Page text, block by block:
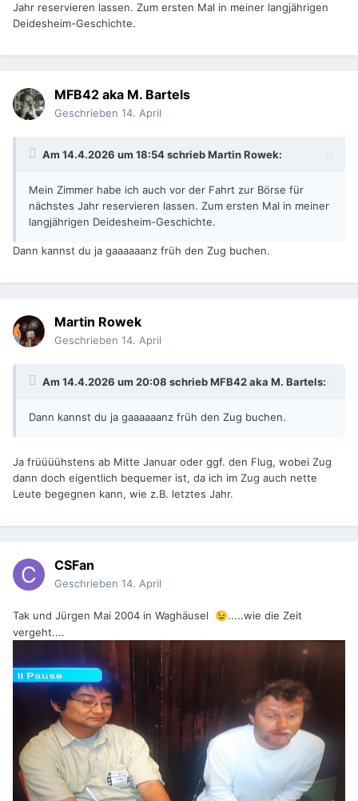
Jahr reservieren lassen. Zum ersten Mal in meiner langjährigen
Deidesheim-Geschichte.
MFB42 aka M. Bartels
Geschrieben 14. April
Am 14.4.2026 um 18:54 schriebMartin Rowek:
Mein Zimmer habe ich auch vor der Fahrt zur Börse für
nächstes Jahr reservieren lassen. Zum ersten Mal in meiner
langjährigen Deidesheim-Geschichte.
Dann kannst du ja gaaaaaanz früh den Zug buchen.
Martin Rowek
Geschrieben 14. April
Am 14.4.2026 um 20:08 schriebMFB42 aka M. Bartels:
Dann kannst du ja gaaaaaanz früh den Zug buchen.
Ja früüüühstens ab Mitte Januar oder ggf. den Flug, wobei Zug
dann doch eigentlich bequemer ist, da ich im Zug auch nette
Leute begegnen kann, wie z.B. letztes Jahr.
CSFan
Geschrieben 14. April
Tak und Jürgen Mai 2004 in Waghäusel 😉.....wie die Zeit
vergeht....